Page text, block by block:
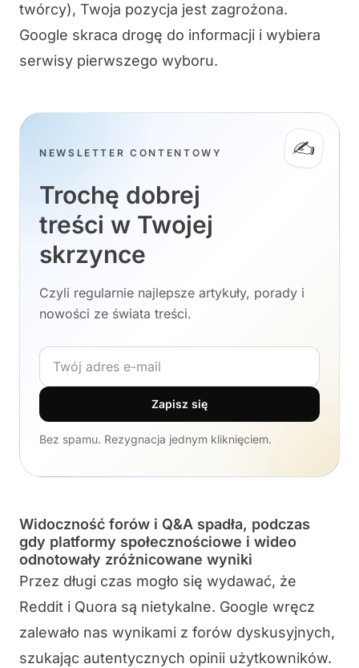
twórcy), Twoja pozycja jest zagrożona.
Google skraca drogę do informacji i wybiera
serwisy pierwszego wyboru.
✍️
NEWSLETTER CONTENTOWY
Trochę dobrej
treści w Twojej
skrzynce
Czyli regularnie najlepsze artykuły, porady i
nowości ze świata treści.
Adres e-mail
Zapisz się
Bez spamu. Rezygnacja jednym kliknięciem.
Widoczność forów i Q&A spadła, podczas
gdy platformy społecznościowe i wideo
odnotowały zróżnicowane wyniki
Przez długi czas mogło się wydawać, że
Reddit i Quora są nietykalne. Google wręcz
zalewało nas wynikami z forów dyskusyjnych,
szukając autentycznych opinii użytkowników.